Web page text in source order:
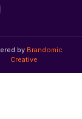
by Brandomic
Creative